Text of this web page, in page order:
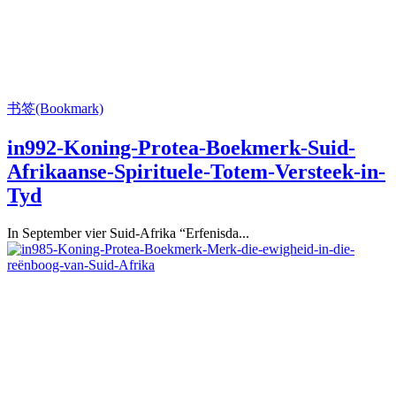
书签(Bookmark)
in992-Koning-Protea-Boekmerk-Suid-
Afrikaanse-Spirituele-Totem-Versteek-in-
Tyd
In September vier Suid-Afrika “Erfenisda...